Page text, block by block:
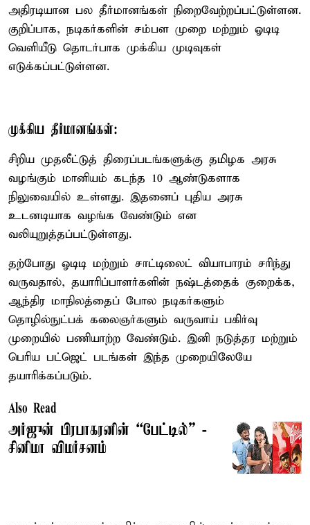
அதிரடியான பல தீர்மானங்கள் நிறைவேற்றப்பட்டுள்ளன.
குறிப்பாக, நடிகர்களின் சம்பள முறை மற்றும் ஓடிடி
வெளியீடு தொடர்பாக முக்கிய முடிவுகள்
எடுக்கப்பட்டுள்ளன.
முக்கிய தீர்மானங்கள்:
சிறிய முதலீட்டுத் திரைப்படங்களுக்கு தமிழக அரசு
வழங்கும் மானியம் கடந்த 10 ஆண்டுகளாக
நிலுவையில் உள்ளது. இதனைப் புதிய அரசு
உடனடியாக வழங்க வேண்டும் என
வலியுறுத்தப்பட்டுள்ளது.
தற்போது ஓடிடி மற்றும் சாட்டிலைட் வியாபாரம் சரிந்து
வருவதால், தயாரிப்பாளர்களின் நஷ்டத்தைக் குறைக்க,
ஆந்திர மாநிலத்தைப் போல நடிகர்களும்
தொழில்நுட்பக் கலைஞர்களும் வருவாய் பகிர்வு
முறையில் பணியாற்ற வேண்டும். இனி நடுத்தர மற்றும்
பெரிய பட்ஜெட் படங்கள் இந்த முறையிலேயே
தயாரிக்கப்படும்.
Also Read
அர்ஜுன் பிரபாகரனின் “பேட்டில்” -
சினிமா விமர்சனம்